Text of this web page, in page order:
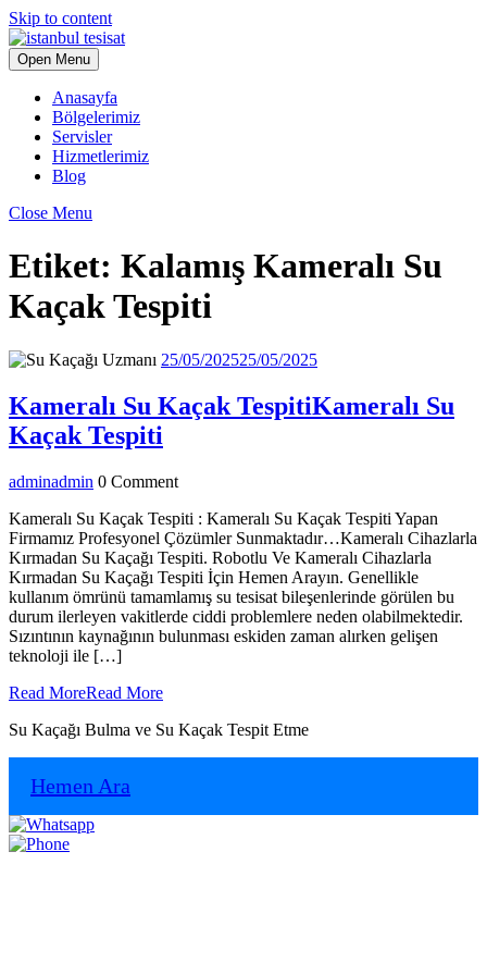
Skip to content
Open Menu
Anasayfa
Bölgelerimiz
Servisler
Hizmetlerimiz
Blog
Close Menu
Etiket: Kalamış Kameralı Su
Kaçak Tespiti
25/05/202525/05/2025
Kameralı Su Kaçak TespitiKameralı Su
Kaçak Tespiti
adminadmin 0 Comment
Kameralı Su Kaçak Tespiti : Kameralı Su Kaçak Tespiti Yapan
Firmamız Profesyonel Çözümler Sunmaktadır…Kameralı Cihazlarla
Kırmadan Su Kaçağı Tespiti. Robotlu Ve Kameralı Cihazlarla
Kırmadan Su Kaçağı Tespiti İçin Hemen Arayın. Genellikle
kullanım ömrünü tamamlamış su tesisat bileşenlerinde görülen bu
durum ilerleyen vakitlerde ciddi problemlere neden olabilmektedir.
Sızıntının kaynağının bulunması eskiden zaman alırken gelişen
teknoloji ile […]
Read MoreRead More
Su Kaçağı Bulma ve Su Kaçak Tespit Etme
Hemen Ara